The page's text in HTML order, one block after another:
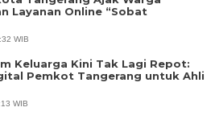
Layanan Online “Sobat
WIB
Keluarga Kini Tak Lagi Repot:
Pemkot Tangerang untuk Ahli
WIB